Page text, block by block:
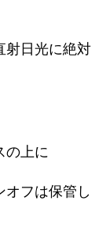
射日光に絶対
の上に
オフは保管し